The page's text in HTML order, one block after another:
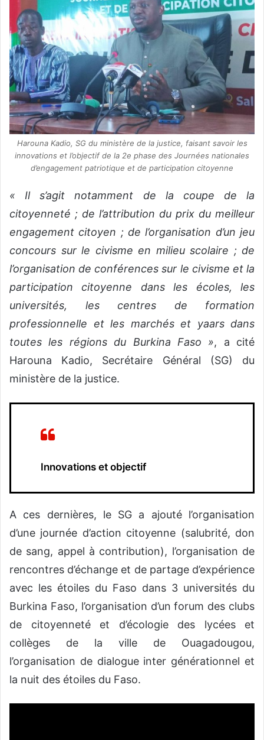
Harouna Kadio, SG du ministère de la justice, faisant savoir les
innovations et l’objectif de la 2e phase des Journées nationales
d’engagement patriotique et de participation citoyenne
« Il s’agit notamment de la coupe de la
citoyenneté ; de l’attribution du prix du meilleur
engagement citoyen ; de l’organisation d’un jeu
concours sur le civisme en milieu scolaire ; de
l’organisation de conférences sur le civisme et la
participation citoyenne dans les écoles, les
universités, les centres de formation
professionnelle et les marchés et yaars dans
toutes les régions du Burkina Faso », a cité
Harouna Kadio, Secrétaire Général (SG) du
ministère de la justice.
Innovations et objectif
A ces dernières, le SG a ajouté l’organisation
d’une journée d’action citoyenne (salubrité, don
de sang, appel à contribution), l’organisation de
rencontres d’échange et de partage d’expérience
avec les étoiles du Faso dans 3 universités du
Burkina Faso, l’organisation d’un forum des clubs
de citoyenneté et d’écologie des lycées et
collèges de la ville de Ouagadougou,
l’organisation de dialogue inter générationnel et
la nuit des étoiles du Faso.